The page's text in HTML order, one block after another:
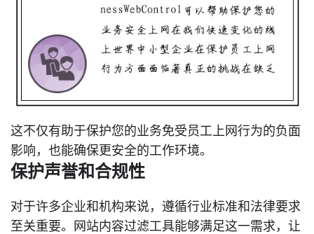
这不仅有助于保护您的业务免受员工上网行为的负面
影响，也能确保更安全的工作环境。
保护声誉和合规性
对于许多企业和机构来说，遵循行业标准和法律要求
至关重要。网站内容过滤工具能够满足这一需求，让